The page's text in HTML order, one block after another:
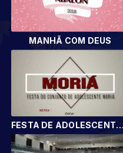
MANHÃ COM DEUS
FESTA DE ADOLESCENTES DO CONJUNTO MORIÁ